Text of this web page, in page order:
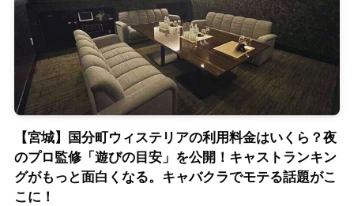
【宮城】国分町ウィステリアの利用料金はいくら？夜
のプロ監修「遊びの目安」を公開！キャストランキン
グがもっと面白くなる。キャバクラでモテる話題がこ
こに！